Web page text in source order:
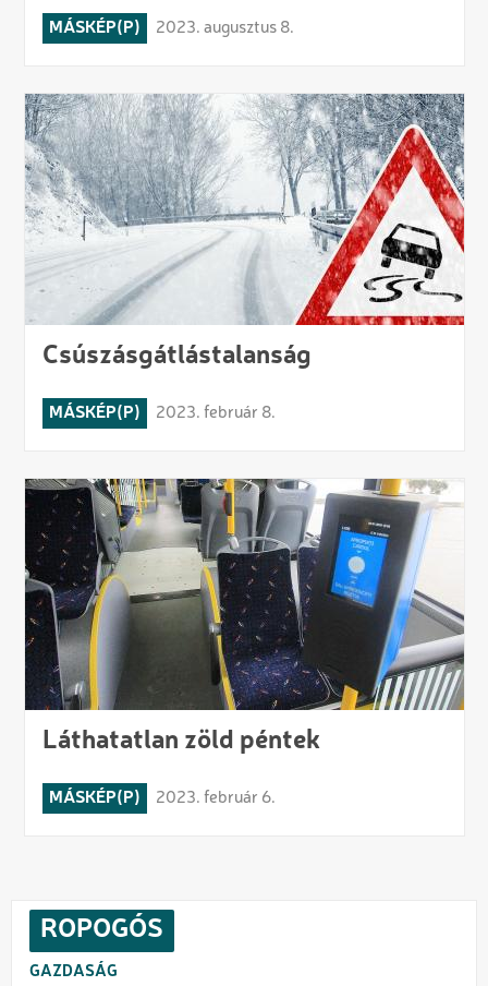
MÁSKÉP(P) 2023. augusztus 8.
Csúszásgátlástalanság
MÁSKÉP(P) 2023. február 8.
Láthatatlan zöld péntek
MÁSKÉP(P) 2023. február 6.
ROPOGÓS
GAZDASÁG